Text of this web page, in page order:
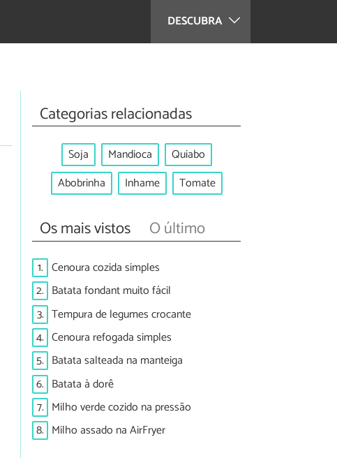
DESCUBRA
Categorias relacionadas
Soja Mandioca
Quiabo
Abobrinha
Inhame Tomate
Os mais vistos O último
1. Cenoura cozida simples
2. Batata fondant muito fácil
3. Tempura de legumes crocante
4. Cenoura refogada simples
5. Batata salteada na manteiga
6. Batata à dorê
7. Milho verde cozido na pressão
8. Milho assado na AirFryer